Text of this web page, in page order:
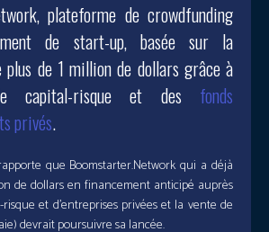
plateforme de crowdfunding
de start-up, basée sur la
plus de 1 million de dollars grâce à
capital-risque et des fonds
privés.
que Boomstarter.Network qui a déjà
de dollars en financement anticipé auprès
et d’entreprises privées et la vente de
devrait poursuivre sa lancée.